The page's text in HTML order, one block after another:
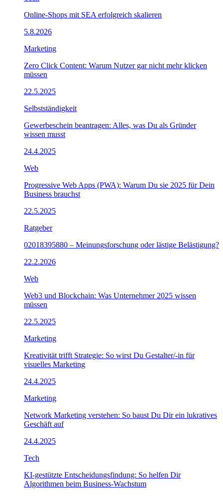
Online-Shops mit SEA erfolgreich skalieren
5.8.2026
Marketing
Zero Click Content: Warum Nutzer gar nicht mehr klicken
müssen
22.5.2025
Selbstständigkeit
Gewerbeschein beantragen: Alles, was Du als Gründer
wissen musst
24.4.2025
Web
Progressive Web Apps (PWA): Warum Du sie 2025 für Dein
Business brauchst
22.5.2025
Ratgeber
02018395880 – Meinungsforschung oder lästige Belästigung?
22.2.2026
Web
Web3 und Blockchain: Was Unternehmer 2025 wissen
müssen
22.5.2025
Marketing
Kreativität trifft Strategie: So wirst Du Gestalter/-in für
visuelles Marketing
24.4.2025
Marketing
Network Marketing verstehen: So baust Du Dir ein lukratives
Geschäft auf
24.4.2025
Tech
KI-gestützte Entscheidungsfindung: So helfen Dir
Algorithmen beim Business-Wachstum